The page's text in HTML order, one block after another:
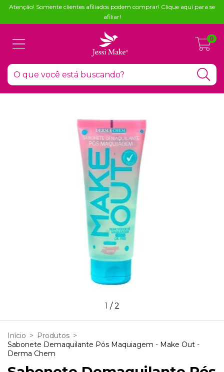
Atenção! Somente clientes afiliados podem comprar! Clique aqui para se
afiliar!
0
1 /2
Início > Produtos >
Sabonete Demaquilante Pós Maquiagem - Make Out -
Derma Chem